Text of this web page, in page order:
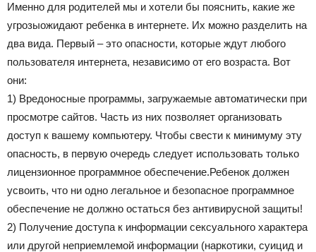
Именно для родителей мы и хотели бы пояснить, какие же
угрозыожидают ребенка в интернете. Их можно разделить на
два вида. Первый – это опасности, которые ждут любого
пользователя интернета, независимо от его возраста. Вот
они:
1) Вредоносные программы, загружаемые автоматически при
просмотре сайтов. Часть из них позволяет организовать
доступ к вашему компьютеру. Чтобы свести к минимуму эту
опасность, в первую очередь следует использовать только
лицензионное программное обеспечение.Ребенок должен
усвоить, что ни одно легальное и безопасное программное
обеспечение не должно остаться без антивирусной защиты!
2) Получение доступа к информации сексуального характера
или другой неприемлемой информации (наркотики, суицид и